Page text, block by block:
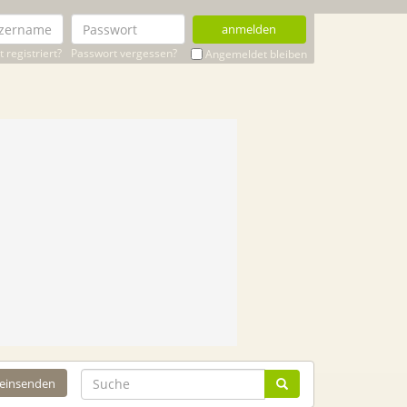
anmelden
registriert? Passwort vergessen? Angemeldet bleiben